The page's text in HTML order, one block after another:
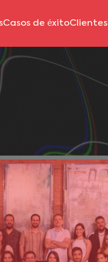
Casos de éxitoClientes